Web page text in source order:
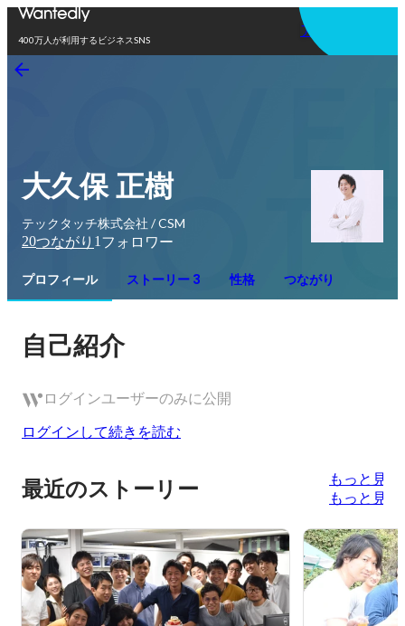
400万人が利用するビジネスSNS
アプリを使う
大久保 正樹
テックタッチ株式会社 / CSM
20つながり 1 フォロワー
プロフィール ストーリー 3 性格 つながり
自己紹介
ログインユーザーのみに公開
ログインして続きを読む
最近のストーリー
もっと見る
もっと見る